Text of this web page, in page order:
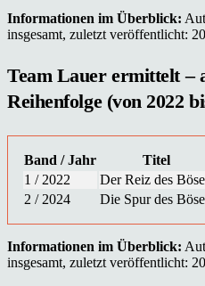
Informationen im Überblick:
insgesamt, zuletzt veröffentlicht:
Team Lauer ermittelt –
Reihenfolge (von 2022
Band / Jahr Titel
1 / 2022
Der Reiz des
2 / 2024
Die Spur des
Informationen im Überblick:
insgesamt, zuletzt veröffentlicht: